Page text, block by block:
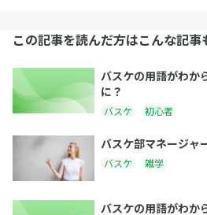
この記事を読んだ方はこんな記事
バスケの用語がわか
に？
バスケ 初心者
バスケ部マネージャ
バスケ 雑学
バスケの用語がわか